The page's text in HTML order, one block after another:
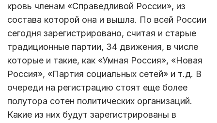
кровь членам «Справедливой России», из
состава которой она и вышла. По всей России
сегодня зарегистрировано, считая и старые
традиционные партии, 34 движения, в числе
которые и такие, как «Умная Россия», «Новая
Россия», «Партия социальных сетей» и т.д. В
очереди на регистрацию стоят еще более
полутора сотен политических организаций.
Какие из них будут зарегистрированы в